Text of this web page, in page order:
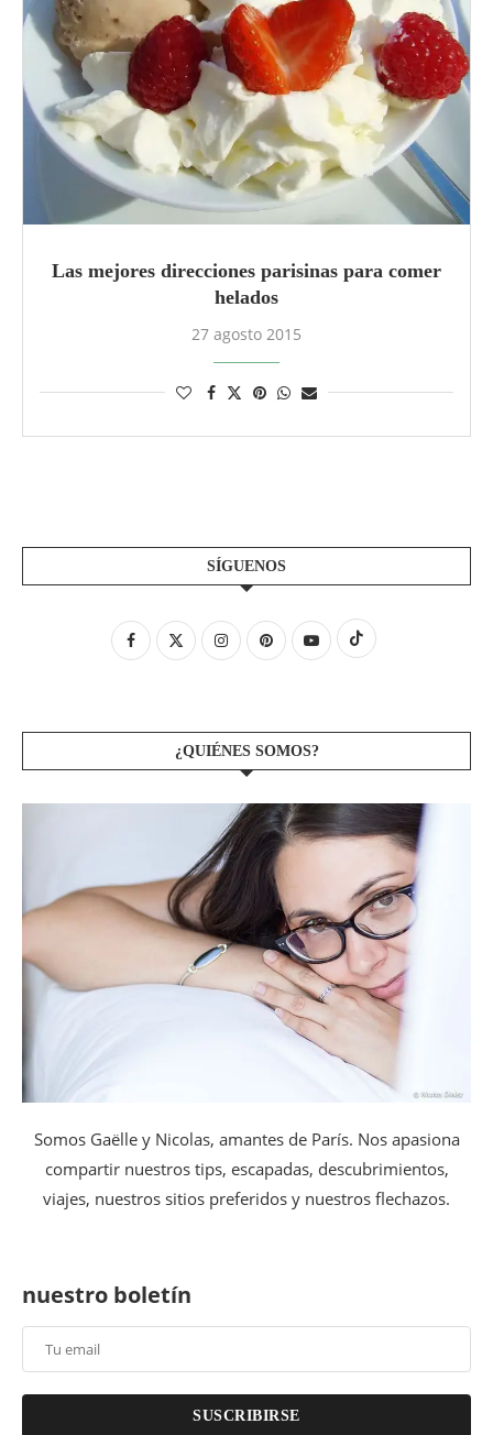
Las mejores direcciones parisinas para comer
helados
27 agosto 2015
SÍGUENOS
¿QUIÉNES SOMOS?
Somos Gaëlle y Nicolas, amantes de París. Nos apasiona
compartir nuestros tips, escapadas, descubrimientos,
viajes, nuestros sitios preferidos y nuestros flechazos.
nuestro boletín
SUSCRIBIRSE